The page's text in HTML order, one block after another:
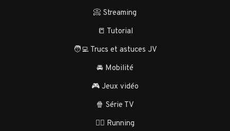
📀 Streaming
📒 Tutorial
🧑‍💻 Trucs et astuces JV
🚘 Mobilité
🎮 Jeux vidéo
🍿 Série TV
🏃‍♂️ Running